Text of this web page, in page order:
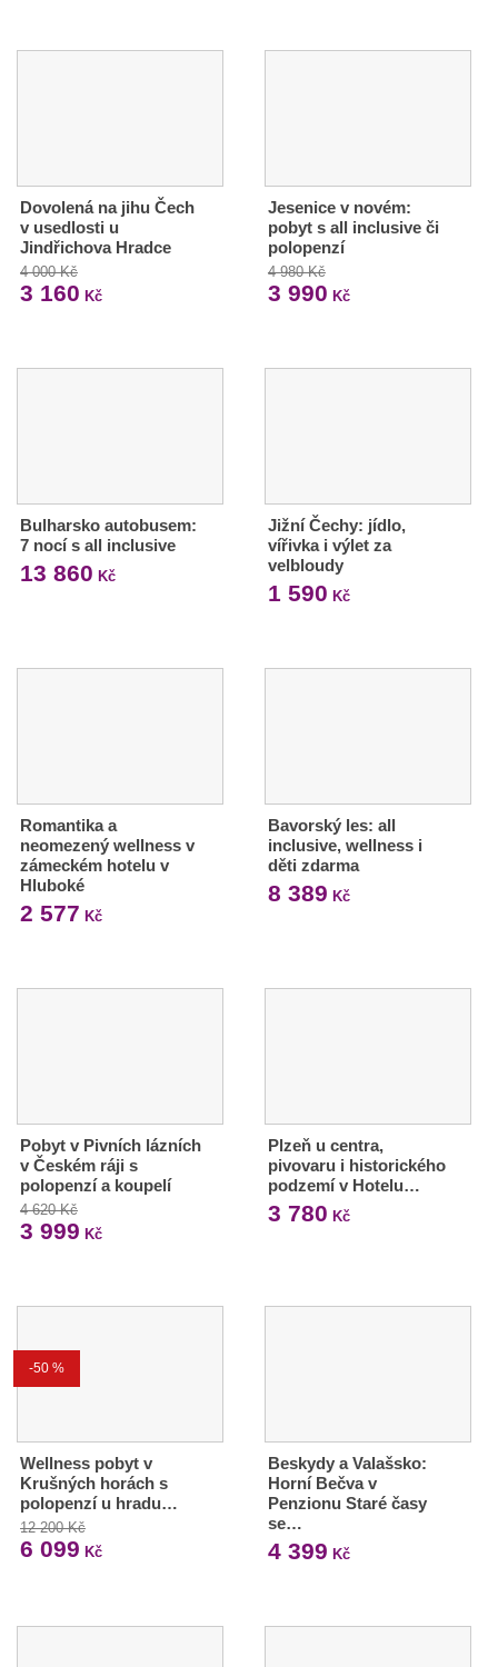
Dovolená na jihu Čech
v usedlosti u
Jindřichova Hradce
4 000 Kč
3 160 Kč
Jesenice v novém:
pobyt s all inclusive či
polopenzí
4 980 Kč
3 990 Kč
Bulharsko autobusem:
7 nocí s all inclusive
13 860 Kč
Jižní Čechy: jídlo,
vířivka i výlet za
velbloudy
1 590 Kč
Romantika a
neomezený wellness v
zámeckém hotelu v
Hluboké
2 577 Kč
Bavorský les: all
inclusive, wellness i
děti zdarma
8 389 Kč
Pobyt v Pivních lázních
v Českém ráji s
polopenzí a koupelí
4 620 Kč
3 999 Kč
Plzeň u centra,
pivovaru i historického
podzemí v Hotelu…
3 780 Kč
-50 %
Wellness pobyt v
Krušných horách s
polopenzí u hradu…
12 200 Kč
6 099 Kč
Beskydy a Valašsko:
Horní Bečva v
Penzionu Staré časy
se…
4 399 Kč